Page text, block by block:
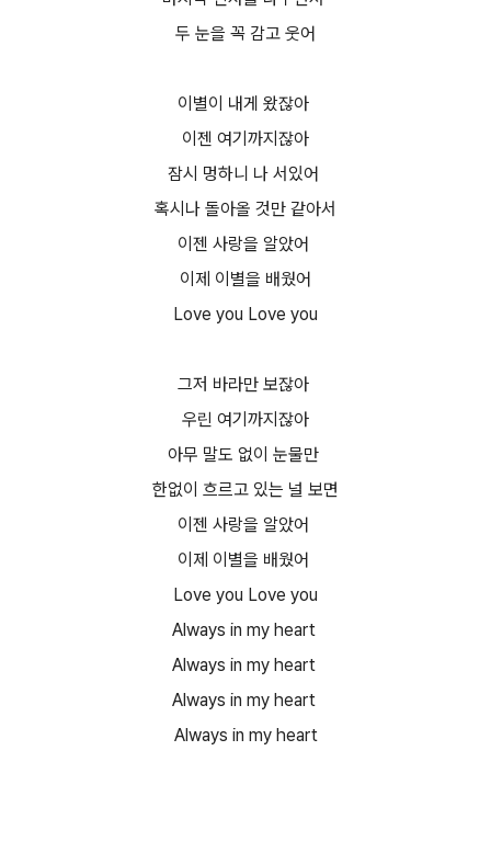
두 눈을 꼭 감고 웃어
이별이 내게 왔잖아
이젠 여기까지잖아
잠시 멍하니 나 서있어
혹시나 돌아올 것만 같아서
이젠 사랑을 알았어
이제 이별을 배웠어
Love you Love you
그저 바라만 보잖아
우린 여기까지잖아
아무 말도 없이 눈물만
한없이 흐르고 있는 널 보면
이젠 사랑을 알았어
이제 이별을 배웠어
Love you Love you
Always in my heart
Always in my heart
Always in my heart
Always in my heart